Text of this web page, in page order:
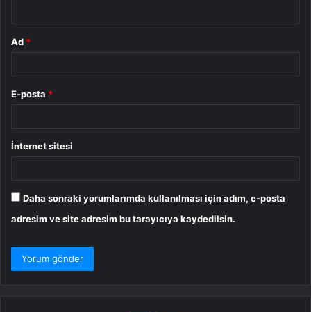
Ad *
E-posta *
İnternet sitesi
Daha sonraki yorumlarımda kullanılması için adım, e-posta
adresim ve site adresim bu tarayıcıya kaydedilsin.